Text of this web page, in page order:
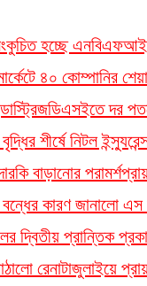
হচ্ছে
৪০ কোম্পানির
ডিএসইতে দর
শীর্ষে নিটল
বাড়ানোর পরামর্শ
কারণ জানালো
দ্বিতীয় প্রান্তিক
রেনাটাজুলাইয়ে